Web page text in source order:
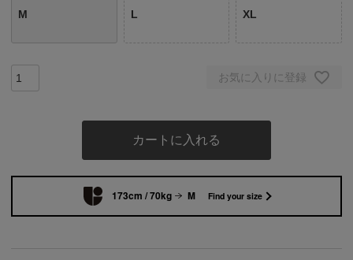
M L XL
お気に入りに登録
カートに入れる
173cm / 70kg M Find your size